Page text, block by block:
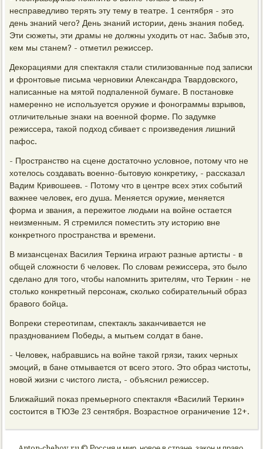
несправедливо терять эту тему в театре. 1 сентября - это
день знаний чего? День знаний истории, день знания побед.
Эти сюжеты, эти драмы не должны уходить от нас. Забыв это,
кем мы станем? - отметил режиссер.
Декорациями для спектакля стали стилизованные под записки
и фронтовые письма черновики Александра Твардовского,
написанные на мятой подпаленной бумаге. В постановке
намеренно не используется оружие и фонограммы взрывов,
отличительные знаки на военной форме. По задумке
режиссера, такой подход сбивает с произведения лишний
пафос.
- Пространство на сцене достаточно условное, потому что не
хотелось создавать военно-бытовую конкретику, - рассказал
Вадим Кривошеев. - Потому что в центре всех этих событий
важнее человек, его душа. Меняется оружие, меняется
форма и звания, а пережитое людьми на войне остается
неизменным. Я стремился поместить эту историю вне
конкретного пространства и времени.
В мизансценах Василия Теркина играют разные артисты - в
общей сложности 6 человек. По словам режиссера, это было
сделано для того, чтобы напомнить зрителям, что Теркин - не
столько конкретный персонаж, сколько собирательный образ
бравого бойца.
Вопреки стереотипам, спектакль заканчивается не
празднованием Победы, а мытьем солдат в бане.
- Человек, набравшись на войне такой грязи, таких черных
эмоций, в бане отмывается от всего этого. Это образ чистоты,
новой жизни с чистого листа, - объяснил режиссер.
Ближайший показ премьерного спектакля «Василий Теркин»
состоится в ТЮЗе 23 сентября. Возрастное ограничение 12+.